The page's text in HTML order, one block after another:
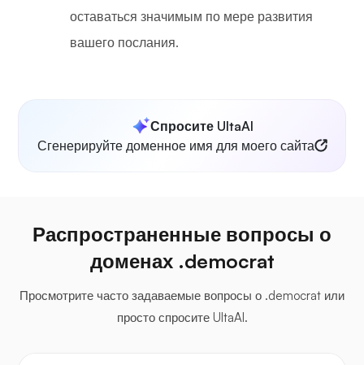
оставаться значимым по мере развития
вашего послания.
Спросите UltaAI
Сгенерируйте доменное имя для моего сайта
Распространенные вопросы о
доменах .democrat
Просмотрите часто задаваемые вопросы о .democrat или
просто спросите UltaAI.